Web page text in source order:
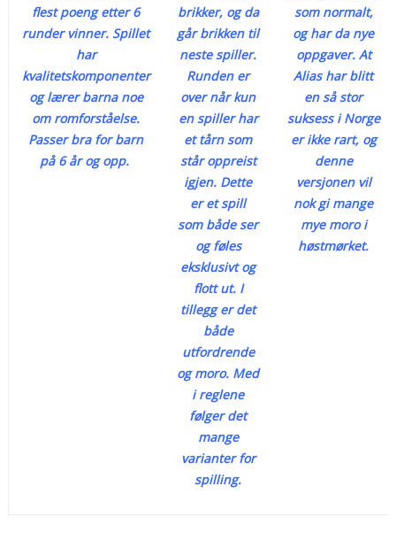
flest poeng etter 6
runder vinner. Spillet
har
kvalitetskomponenter
og lærer barna noe
om romforståelse.
Passer bra for barn
på 6 år og opp.
brikker, og da
går brikken til
neste spiller.
Runden er
over når kun
en spiller har
et tårn som
står oppreist
igjen. Dette
er et spill
som både ser
og føles
eksklusivt og
flott ut. I
tillegg er det
både
utfordrende
og moro. Med
i reglene
følger det
mange
varianter for
spilling.
som normalt,
og har da nye
oppgaver. At
Alias har blitt
en så stor
suksess i Norge
er ikke rart, og
denne
versjonen vil
nok gi mange
mye moro i
høstmørket.